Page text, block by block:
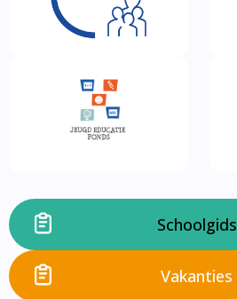
Schoolgids
Vakanties